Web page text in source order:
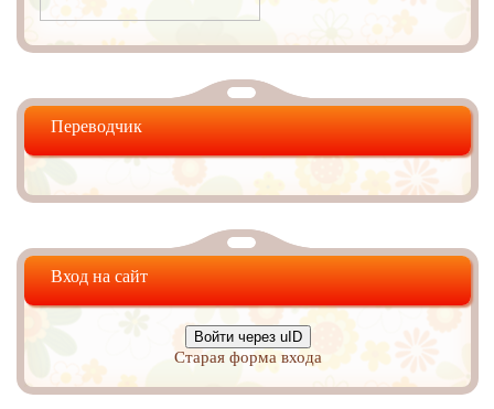
Переводчик
Вход на сайт
Войти через uID
Старая форма входа